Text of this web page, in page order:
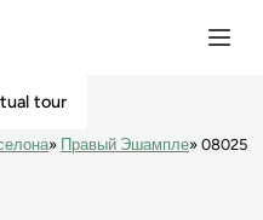
tour
Правый Эшампле
08025